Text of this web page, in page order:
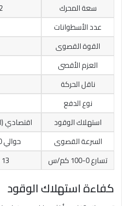
سعة المحرك
1.2
عدد الأسطوانات
القوة القصوى
العزم الأقصى
ناقل الحركة
نوع الدفع
استهلاك الوقود
اقتصادي
السرعة القصوى
حوالي 170 كم/ساعة (تقديري)
تسارع 0-100 كم/س
13 – 15 ثانية (تقديري)
كفاءة استهلاك الوقود